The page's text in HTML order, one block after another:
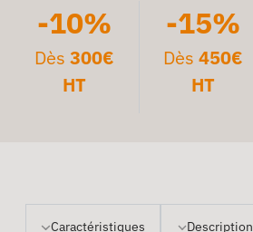
-10%
Dès300€
HT
-15%
Dès 450€
HT
Caractéristiques Description